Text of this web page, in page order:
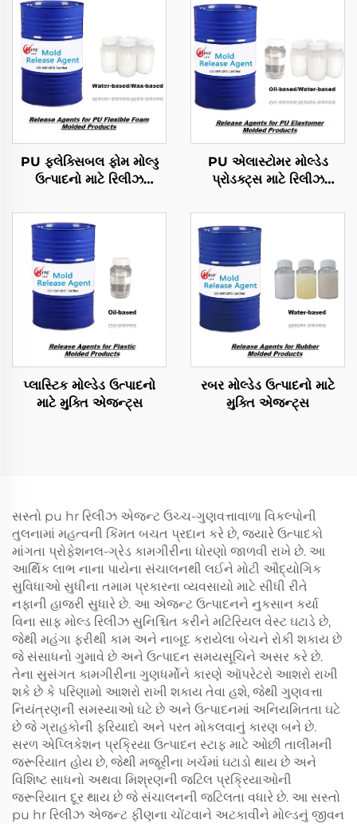
PU ફ્લેક્સિબલ ફોમ મોલ્ડ્ડ
ઉત્પાદનો માટે રિલીઝ
PU એલાસ્ટોમર મોલ્ડેડ
પ્રોડક્ટ્સ માટે રિલીઝ
પ્લાસ્ટિક મોલ્ડેડ ઉત્પાદનો
માટે મુક્તિ એજન્ટ્સ
રબર મોલ્ડેડ ઉત્પાદનો માટે
મુક્તિ એજન્ટ્સ
સસ્તો pu hr રિલીઝ એજન્ટ ઉચ્ચ-ગુણવત્તાવાળા વિકલ્પોની
તુલનામાં મહત્વની કિંમત બચત પ્રદાન કરે છે, જ્યારે ઉત્પાદકો
માંગતા પ્રોફેશનલ-ગ્રેડ કામગીરીના ધોરણો જાળવી રાખે છે. આ
આર્થિક લાભ નાના પાયેના સંચાલનથી લઈને મોટી ઔદ્યોગિક
સુવિધાઓ સુધીના તમામ પ્રકારના વ્યવસાયો માટે સીધી રીતે
નફાની હાજરી સુધારે છે. આ એજન્ટ ઉત્પાદનને નુકસાન કર્યા
વિના સાફ મોલ્ડ રિલીઝ સુનિશ્ચિત કરીને મટિરિયલ વેસ્ટ ઘટાડે છે,
જેથી મહંગા ફરીથી કામ અને નાબૂદ કરાયેલા બેચને રોકી શકાય છે
જે સંસાધનો ગુમાવે છે અને ઉત્પાદન સમયસૂચિને અસર કરે છે.
તેના સુસંગત કામગીરીના ગુણધર્મોને કારણે ઑપરેટરો આશરો રાખી
શકે છે કે પરિણામો આશરો રાખી શકાય તેવા હશે, જેથી ગુણવત્તા
નિયંત્રણની સમસ્યાઓ ઘટે છે અને ઉત્પાદનમાં અનિયમિતતા ઘટે
છે જે ગ્રાહકોની ફરિયાદો અને પરત મોકલવાનું કારણ બને છે.
સરળ એપ્લિકેશન પ્રક્રિયા ઉત્પાદન સ્ટાફ માટે ઓછી તાલીમની
જરૂરિયાત હોય છે, જેથી મજૂરીના ખર્ચમાં ઘટાડો થાય છે અને
વિશિષ્ટ સાધનો અથવા મિશ્રણની જટિલ પ્રક્રિયાઓની
જરૂરિયાત દૂર થાય છે જે સંચાલનની જટિલતા વધારે છે. આ સસ્તો
pu hr રિલીઝ એજન્ટ ફીણના ચોંટવાને અટકાવીને મોલ્ડનું જીવન